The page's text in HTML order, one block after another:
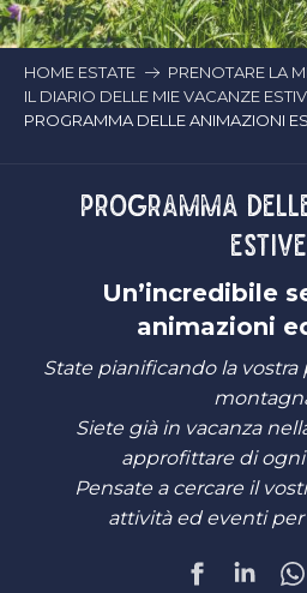
HOME ESTATE
PRENOTARE LA
IL DIARIO DELLE MIE VACANZE
PROGRAMMA DELLE ANIMAZIONI
PROGRAMMA
ESTIVE
Un’incredibile
animazioni
State pianificando la vostra
Siete già in vacanza
approfittare di
Pensate a cercare il
attività ed eventi per